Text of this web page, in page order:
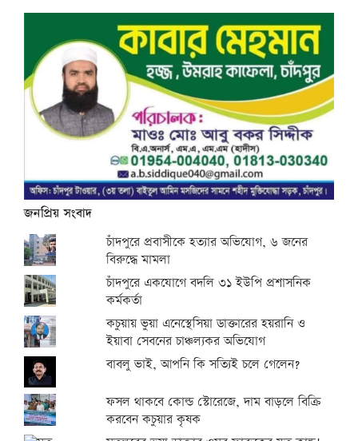
জনপ্রিয় সংবাদ
চাঁদপুরে প্রবাসীকে হত্যার অভিযোগ, ৬ জনের
বিরুদ্ধে মামলা
চাঁদপুরে একযোগে বদলি ৩১ ইউপি প্রশাসনিক
কর্মকর্তা
কচুয়ায় ভুয়া এনেস্থেসিয়া ডাক্তারের হয়রানি ও
ইয়াবা সেবনের চাঞ্চল্যকর অভিযোগ
বাবলু ভাই, আপনি কি সত্যিই চলে গেলেন?
ফসল থাকবে কোল্ড স্টোরেজে, দাম বাড়লে বিক্রি
করবেন কচুয়ার কৃষক